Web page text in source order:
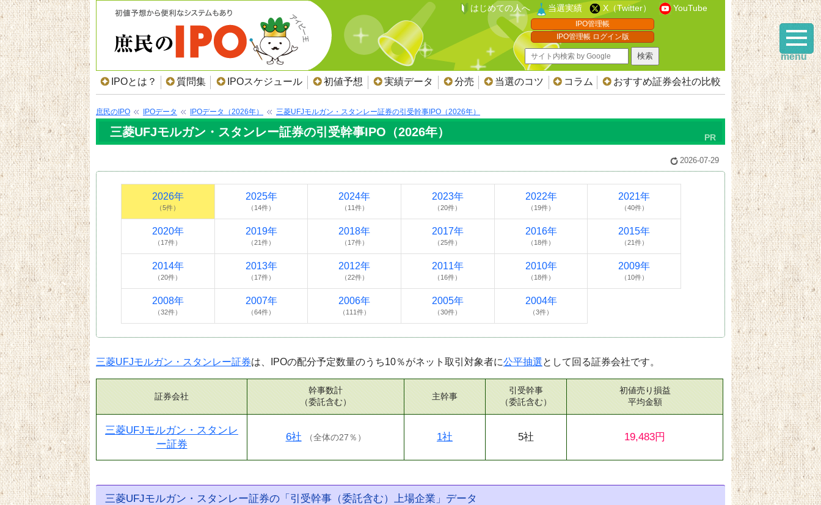
はじめての人へ 当選実績 X（Twitter） YouTube
IPO管理帳
IPO管理帳 ログイン版
IPOとは？ 質問集 IPOスケジュール 初値予想 実績データ 分売 当選のコツ コラム おすすめ証券会社の比較
庶民のIPO IPOデータ IPOデータ（2026年） 三菱UFJモルガン・スタンレー証券の引受幹事IPO（2026年）
三菱UFJモルガン・スタンレー証券の引受幹事IPO（2026年）
2026-07-29
2026年
（5件）
2025年
（14件）
2024年
（11件）
2023年
（20件）
2022年
（19件）
2021年
（40件）
2020年
（17件）
2019年
（21件）
2018年
（17件）
2017年
（25件）
2016年
（18件）
2015年
（21件）
2014年
（20件）
2013年
（17件）
2012年
（22件）
2011年
（16件）
2010年
（18件）
2009年
（10件）
2008年
（32件）
2007年
（64件）
2006年
（111件）
2005年
（30件）
2004年
（3件）
三菱UFJモルガン・スタンレー証券は、IPOの配分予定数量のうち10％がネット取引対象者に公平抽選として回る証券会社です。
証券会社
三菱UFJモルガン・スタンレ
ー証券
幹事数計
（委託含む）
6社 （全体の27％ ）
主幹事
1社
引受幹事
（委託含む）
5社
初値売り損益
平均金額
19,483円
三菱UFJモルガン・スタンレー証券の「引受幹事（委託含む）上場企業」データ
menu